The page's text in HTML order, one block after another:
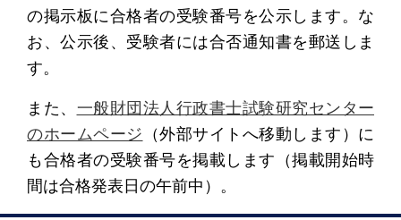
の掲示板に合格者の受験番号を公示します。な
お、公示後、受験者には合否通知書を郵送しま
す。
また、 一般財団法人行政書士試験研究センター
のホームページ （外部サイトへ移動します）に
も合格者の受験番号を掲載します（掲載開始時
間は合格発表日の午前中）。